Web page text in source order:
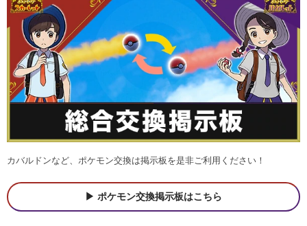
カバルドンなど、ポケモン交換は掲示板を是非ご利用ください！
ポケモン交換掲示板はこちら